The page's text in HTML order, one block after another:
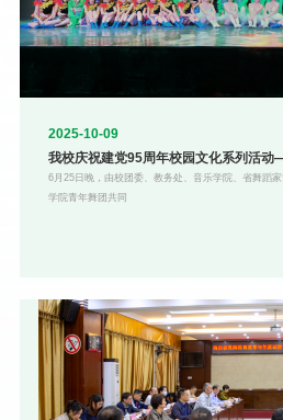
2025-10-09
我校庆祝建党95周年校园文化系列活
场）隆重上演
6月25日晚，由校团委、教务处、音乐学院、省舞蹈
学院青年舞团共同